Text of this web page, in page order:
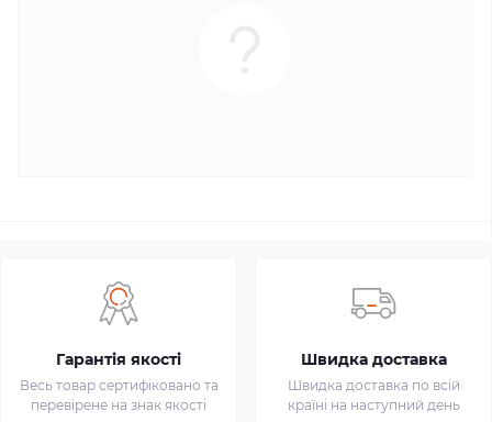
Гарантія якості
Весь товар сертифіковано та
перевірене на знак якості
Швидка доставка
Швидка доставка по всій
країні на наступний день